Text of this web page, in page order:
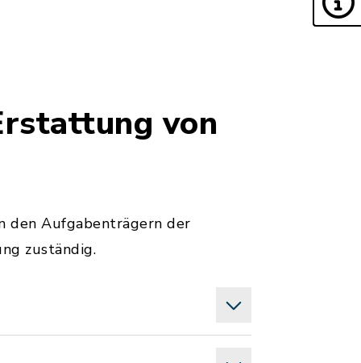
von
den Aufgabenträgern der
zuständig.